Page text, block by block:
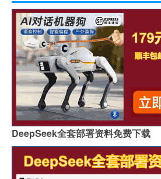
DeepSeek全套部署资料免费下载